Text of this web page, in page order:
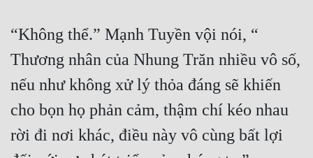
“Không thể.” Mạnh Tuyền vội nói, “
Thương nhân của Nhung Trăn nhiều vô số,
nếu như không xử lý thỏa đáng sẽ khiến
cho bọn họ phản cảm, thậm chí kéo nhau
rời đi nơi khác, điều này vô cùng bất lợi